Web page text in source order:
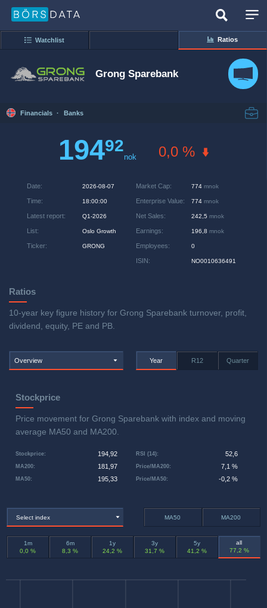
Watchlist Ratios
Grong Sparebank
Financials · Banks
19492
nok 0,0 %
Date: 2026-08-07
Time: 18:00:00
Latest report: Q1-2026
List: Oslo Growth
Ticker: GRONG
Market Cap: 774 mnok
Enterprise Value: 774 mnok
Net Sales: 242,5 mnok
Earnings: 196,8 mnok
Employees: 0
ISIN: NO0010636491
Ratios
10-year key figure history for Grong Sparebank turnover, profit,
dividend, equity, PE and PB.
Overview Year R12 Quarter
Stockprice
Price movement for Grong Sparebank with index and moving
average MA50 and MA200.
Stockprice: 194,92
MA50: 195,33
MA200: 181,97 Price/MA200: 7,1 %
RSI (14): 52,6
Price/MA50: -0,2 %
Select index MA50 MA200
1m
0,0 %
6m
8,3 %
1y
24,2 %
3y
31,7 %
5y
41,2 %
all
77,2 %